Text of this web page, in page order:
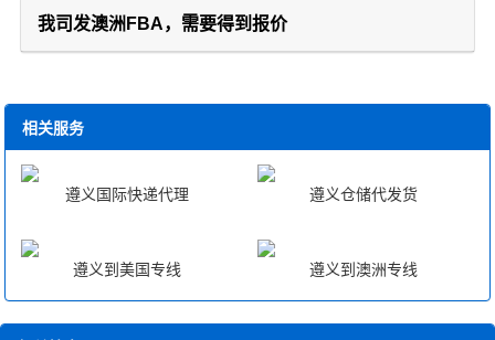
我司发澳洲FBA，需要得到报价
相关服务
遵义国际快递代理 遵义仓储代发货
遵义到美国专线 遵义到澳洲专线